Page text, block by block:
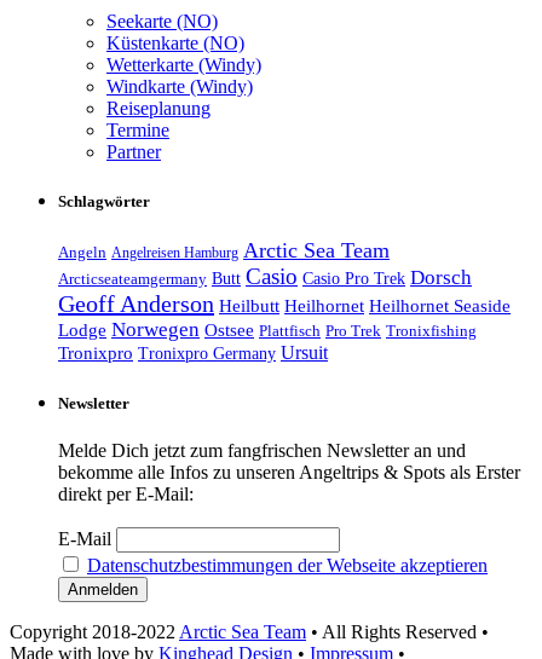
Seekarte (NO)
Küstenkarte (NO)
Wetterkarte (Windy)
Windkarte (Windy)
Reiseplanung
Termine
Partner
Schlagwörter
Angeln Angelreisen Hamburg Arctic Sea Team
Arcticseateamgermany Butt Casio Casio Pro Trek Dorsch
Geoff Anderson Heilbutt Heilhornet Heilhornet Seaside
Lodge Norwegen Ostsee Plattfisch Pro Trek Tronixfishing
Tronixpro Tronixpro Germany Ursuit
Newsletter
Melde Dich jetzt zum fangfrischen Newsletter an und
bekomme alle Infos zu unseren Angeltrips & Spots als Erster
direkt per E-Mail:
E-Mail
Datenschutzbestimmungen der Webseite akzeptieren
Copyright 2018-2022 Arctic Sea Team • All Rights Reserved •
Made with love by Kinghead Design • Impressum •